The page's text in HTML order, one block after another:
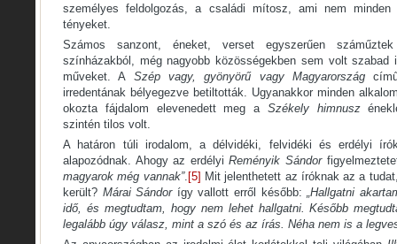
személyes feldolgozás, a családi mítosz, ami nem
tényeket.
Számos sanzont, éneket, verset egyszerűen
színházakból, még nagyobb közösségekben sem volt
műveket. A Szép vagy, gyönyörű vagy Magyarországcímű
irredentának bélyegezve betiltották. Ugyanakkor minden
okozta fájdalom elevenedett meg a Székely himnusz
szintén tilos volt.
A határon túli irodalom, a délvidéki, felvidéki és erdélyi
alapozódnak. Ahogy az erdélyiReményik Sándor
magyarok még vannak”. [5] Mit jelenthetett az íróknak az a
került? Márai Sándorígy vallott erről később:
„Hallgatni
idő, és megtudtam, hogy nem lehet hallgatni. Később
legalább úgy válasz, mint a szó és az írás. Néha nem is a